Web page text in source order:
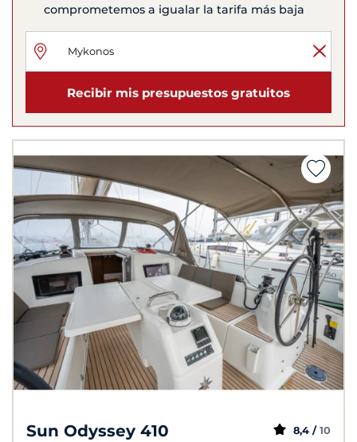
comprometemos a igualar la tarifa más baja
Recibir mis presupuestos gratuitos
Sun Odyssey 410 8,4 / 10